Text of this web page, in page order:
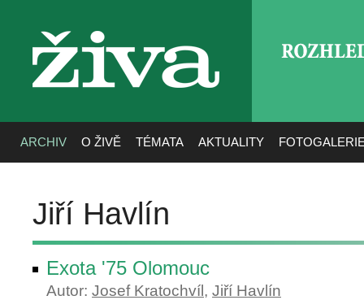
živa
ARCHIV O ŽIVĚ TÉMATA AKTUALITY
Jiří Havlín
Exota '75 Olomouc
Autor: Josef Kratochvíl , Jiří Havlín